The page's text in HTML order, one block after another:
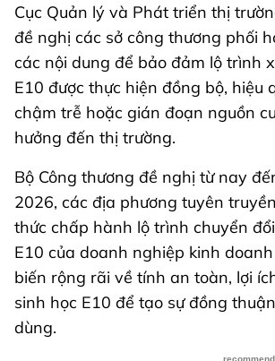
Cục Quản lý và Phát triển thị
đề nghị các sở công thương phối
các nội dung để bảo đảm lộ trình
E10 được thực hiện đồng bộ, hiệu
chậm trễ hoặc gián đoạn nguồn
hưởng đến thị trường.
Bộ Công thương đề nghị từ nay
2026, các địa phương tuyên
thức chấp hành lộ trình chuyển
E10 của doanh nghiệp kinh
biến rộng rãi về tính an toàn, lợi
sinh học E10 để tạo sự đồng
dùng.